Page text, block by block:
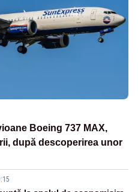
Boeing 737 MAX,
după descoperirea unor